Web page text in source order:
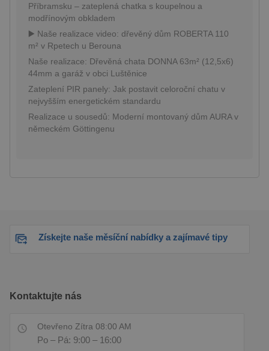
Příbramsku – zateplená chatka s koupelnou a
modřínovým obkladem
▶️ Naše realizace video: dřevěný dům ROBERTA 110
m² v Rpetech u Berouna
Naše realizace: Dřevěná chata DONNA 63m² (12,5x6)
44mm a garáž v obci Luštěnice
Zateplení PIR panely: Jak postavit celoroční chatu v
nejvyšším energetickém standardu
Realizace u sousedů: Moderní montovaný dům AURA v
německém Göttingenu
Získejte naše měsíční nabídky a zajímavé tipy
Kontaktujte nás
Otevřeno Zítra 08:00 AM
Po – Pá: 9:00 – 16:00
Nezbytně nutné soubory
Výkonové soubory
Nezbytně nutné soubory cookie umožňují základní funkce
webových stránek, jako je přihlášení uživatele a správa účtu.
Webové stránky nelze bez nezbytně nutných souborů cookie
správně používat.
Název
Poskytovatel /
Doména
PHPSESSID
specifické pro
web, ale dobrým